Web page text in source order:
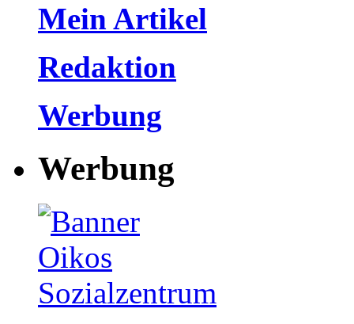
Mein Artikel
Redaktion
Werbung
Werbung